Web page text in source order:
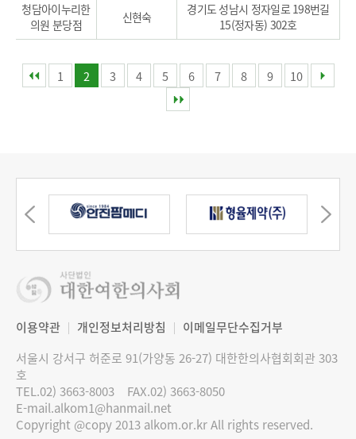
청담아이누리한
의원 분당점
신현숙
경기도 성남시 정자일로 198번길
15(정자동) 302호
1 2 3 4 5 6 7 8 9 10
이용약관 개인정보처리방침
이메일무단수집거부
서울시 강서구 허준로 91(가양동 26-27) 대한한의사협회회관 303
호
TEL.02) 3663-8003
FAX.02) 3663-8050
E-mail.alkom1@hanmail.net
Copyright @copy 2013 alkom.or.kr All rights reserved.